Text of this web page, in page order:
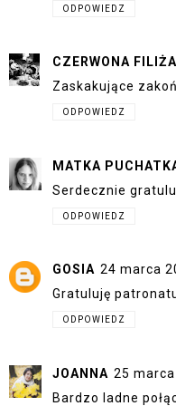
ODPOWIEDZ
CZERWONA
Zaskakujące
ODPOWIEDZ
MATKA
Serdecznie
ODPOWIEDZ
GOSIA 24 marca
Gratuluję
ODPOWIEDZ
JOANNA 25
Bardzo ladne